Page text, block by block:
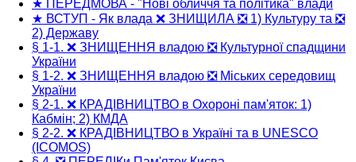
★ ПЕРЕДМОВА - "Нові обличчя та політика" влади
★ ВСТУП - Як влада ❌ ЗНИЩИЛА ❎ 1) Культуру та ❎
2) Державу
§ 1-1. ❌ ЗНИЩЕННЯ владою ❎ Культурної спадщини
України
§ 1-2. ❌ ЗНИЩЕННЯ владою ❎ Міських середовищ
України
§ 2-1. ❌ КРАДІВНИЦТВО в Охороні пам'яток: 1)
Кабмін; 2) КМДА
§ 2-2. ❌ КРАДІВНИЦТВО в Україні та в UNESCO
(ICOMOS)